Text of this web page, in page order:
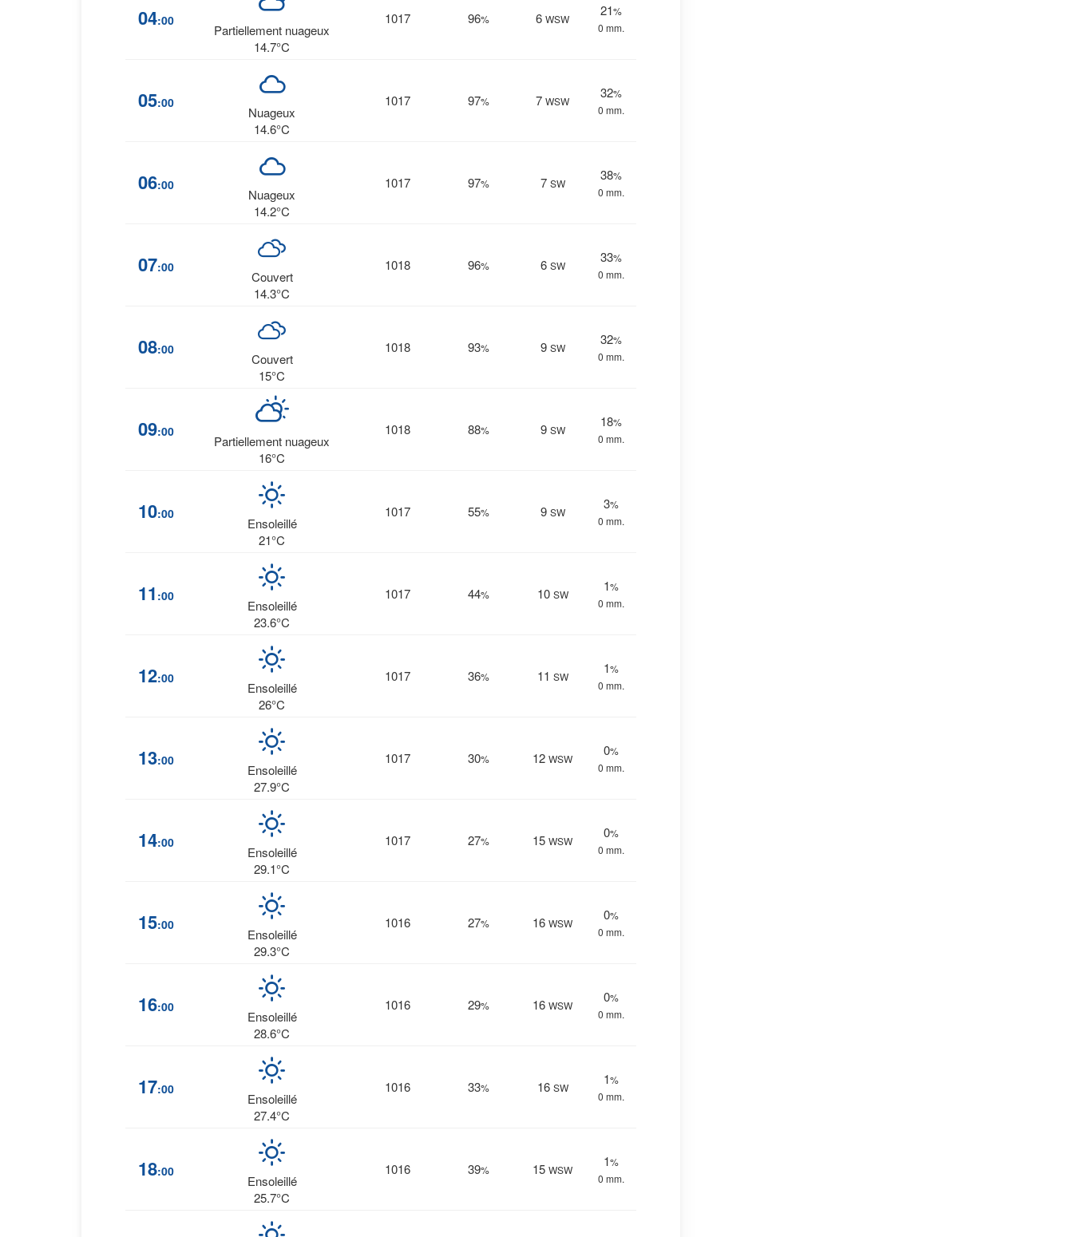
04:00
Partiellement nuageux
14.7°C
1017 96% 6 WSW
21%
0 mm.
05:00
Nuageux
14.6°C
1017 97% 7 WSW
32%
0 mm.
06:00
Nuageux
14.2°C
1017 97% 7 SW
38%
0 mm.
07:00
Couvert
14.3°C
1018 96% 6 SW
33%
0 mm.
08:00
Couvert
15°C
1018 93% 9 SW
32%
0 mm.
09:00
Partiellement nuageux
16°C
1018 88% 9 SW
18%
0 mm.
10:00
Ensoleillé
21°C
1017 55% 9 SW
3%
0 mm.
11 :00
Ensoleillé
23.6°C
1017 44% 10 SW
1%
0 mm.
12:00
Ensoleillé
26°C
1017 36% 11 SW
1%
0 mm.
13:00
Ensoleillé
27.9°C
1017 30% 12 WSW
0%
0 mm.
14:00
Ensoleillé
29.1°C
1017 27% 15 WSW
0%
0 mm.
15:00
Ensoleillé
29.3°C
1016 27% 16 WSW
0%
0 mm.
16:00
Ensoleillé
28.6°C
1016 29% 16 WSW
0%
0 mm.
17:00
Ensoleillé
27.4°C
1016 33% 16 SW
1%
0 mm.
18:00
Ensoleillé
25.7°C
1016 39% 15 WSW
1%
0 mm.